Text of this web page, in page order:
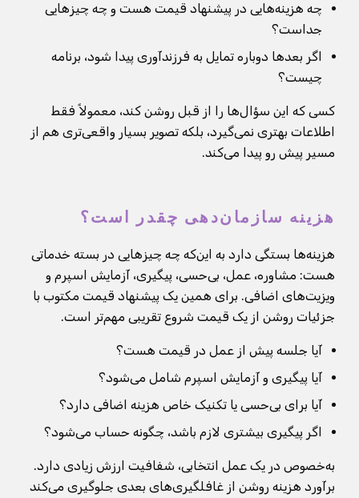
چه هزینه‌هایی در پیشنهاد قیمت هست و چه چیزهایی
جداست؟
اگر بعدها دوباره تمایل به فرزندآوری پیدا شود، برنامه
چیست؟
کسی که این سؤال‌ها را از قبل روشن کند، معمولاً فقط
اطلاعات بهتری نمی‌گیرد، بلکه تصویر بسیار واقعی‌تری هم از
مسیر پیش رو پیدا می‌کند.
هزینه سازمان‌دهی چقدر است؟
هزینه‌ها بستگی دارد به این‌که چه چیزهایی در بسته خدماتی
هست: مشاوره، عمل، بی‌حسی، پیگیری، آزمایش اسپرم و
ویزیت‌های اضافی. برای همین یک پیشنهاد قیمت مکتوب با
جزئیات روشن از یک قیمت شروع تقریبی مهم‌تر است.
آیا جلسه پیش از عمل در قیمت هست؟
آیا پیگیری و آزمایش اسپرم شامل می‌شود؟
آیا برای بی‌حسی یا تکنیک خاص هزینه اضافی دارد؟
اگر پیگیری بیشتری لازم باشد، چگونه حساب می‌شود؟
به‌خصوص در یک عمل انتخابی، شفافیت ارزش زیادی دارد.
برآورد هزینه روشن از غافلگیری‌های بعدی جلوگیری می‌کند